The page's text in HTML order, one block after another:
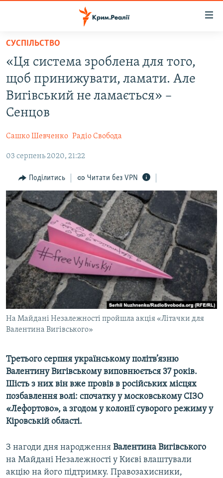
Перейти
основного
матеріалу
Перейти
до
основної
Перейти
до
ВОДА.КРИМ
ВІДЕО ТА ФОТО
ПОЛІТИКА
ІНТЕРВ'Ю
ВСЕ ЗА ДЕНЬ
СПЕЦПРОЕКТИ
ДЕПОРТАЦІЯ
ВІДЕОУРОКИ «ELIFBE»
СВІДЧЕННЯ ОКУПАЦІЇ
УКРАЇНСЬКА ПРОБЛЕМА КРИМУ
ІНФОГРАФІКА
ЯК ОБІЙТИ БЛОКУВАННЯ
Русский
Qırımtatar
ДОЛУЧАЙСЯ!
Усі сайти RFE/RL
СУСПІЛЬСТВО
«Ця система зроблена для того,
щоб принижувати, ламати. Але
Вигівський не ламається» –
Сенцов
Сашко Шевченко Радіо Свобода
03 серпень 2020, 21:22
Поділитись Читати без VPN
На Майдані Незалежності пройшла акція «Літачки для
Валентина Вигівського»
Третього серпня українському політв’язню
Валентину Вигівському виповнюється 37 років.
Шість з них він вже провів в російських місцях
позбавлення волі: спочатку у московському СІЗО
«Лефортово», а згодом у колонії суворого режиму у
Кіровській області.
З нагоди дня народження Валентина Вигівського
на Майдані Незалежності у Києві влаштували
акцію на його підтримку. Правозахисники,